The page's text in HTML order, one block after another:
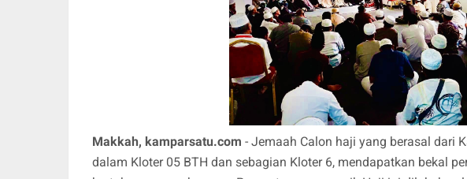
Makkah, kamparsatu.com - Jemaah Calon haji yang berasal dari
dalam Kloter 05 BTH dan sebagian Kloter 6, mendapatkan bekal